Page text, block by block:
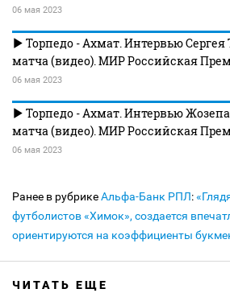
06 мая 2023
Торпедо - Ахмат. Интервью Сергея
матча (видео). МИР Российская
06 мая 2023
Торпедо - Ахмат. Интервью
матча (видео). МИР Российская
06 мая 2023
Ранее в рубрикеАльфа-Банк РПЛ:
футболистов «Химок», создается
ориентируются на коэффициенты
ЧИТАТЬ ЕЩЕ